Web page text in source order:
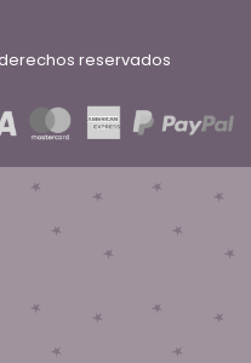
reservados